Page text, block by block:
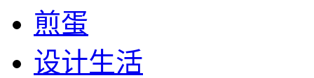
煎蛋
设计生活